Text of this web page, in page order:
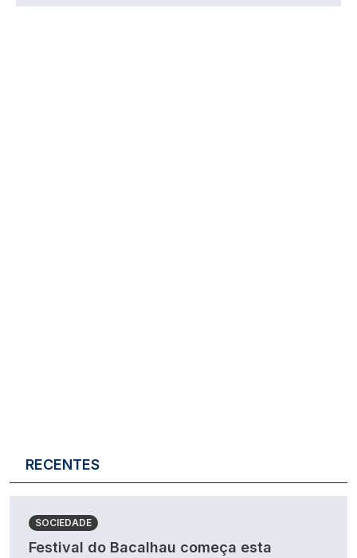
RECENTES
SOCIEDADE
Festival do Bacalhau começa esta